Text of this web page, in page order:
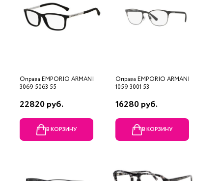
Оправа EMPORIO ARMANI
3069 5063 55
22820 руб.
В КОРЗИНУ
Оправа EMPORIO ARMANI
1059 3001 53
16280 руб.
В КОРЗИНУ